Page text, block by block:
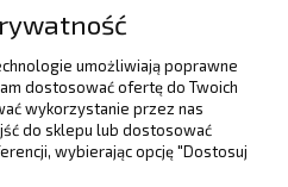
I PŁATNOŚCI
umożliwiają poprawne
dostosować ofertę do Twoich
wykorzystanie przez nas
do sklepu lub dostosować
wybierając opcję "Dostosuj